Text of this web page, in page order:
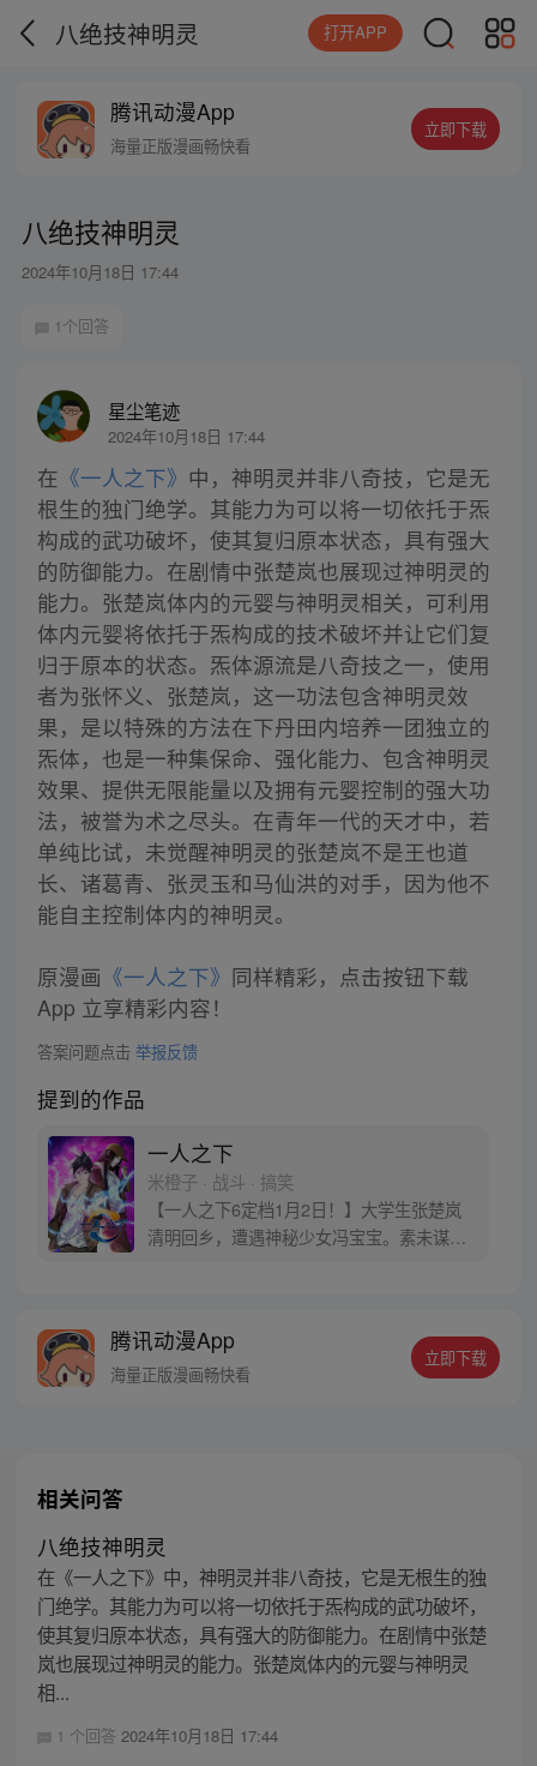
八绝技神明灵 打开APP
腾讯动漫App
海量正版漫画畅快看
立即下载
八绝技神明灵
2024年10月18日 17:44
1个回答
星尘笔迹
2024年10月18日 17:44
在 《一人之下》 中，神明灵并非八奇技，它是无
根生的独门绝学。其能力为可以将一切依托于炁
构成的武功破坏，使其复归原本状态，具有强大
的防御能力。在剧情中张楚岚也展现过神明灵的
能力。张楚岚体内的元婴与神明灵相关，可利用
体内元婴将依托于炁构成的技术破坏并让它们复
归于原本的状态。炁体源流是八奇技之一，使用
者为张怀义、张楚岚，这一功法包含神明灵效
果，是以特殊的方法在下丹田内培养一团独立的
炁体，也是一种集保命、强化能力、包含神明灵
效果、提供无限能量以及拥有元婴控制的强大功
法，被誉为术之尽头。在青年一代的天才中，若
单纯比试，未觉醒神明灵的张楚岚不是王也道
长、诸葛青、张灵玉和马仙洪的对手，因为他不
能自主控制体内的神明灵。
原漫画 《一人之下》 同样精彩，点击按钮下载
App 立享精彩内容！
答案问题点击 举报反馈
提到的作品
一人之下
米橙子 · 战斗 · 搞笑
【一人之下6定档1月2日！】大学生张楚岚
清明回乡，遭遇神秘少女冯宝宝。素未谋面
密，张楚岚的生活被彻底颠覆，与冯宝宝一
同踏上“异人”之旅。
腾讯动漫App
海量正版漫画畅快看
立即下载
相关问答
八绝技神明灵
在《一人之下》中，神明灵并非八奇技，它是无根生的独
门绝学。其能力为可以将一切依托于炁构成的武功破坏，
使其复归原本状态，具有强大的防御能力。在剧情中张楚
岚也展现过神明灵的能力。张楚岚体内的元婴与神明灵
相...
1 个回答 2024年10月18日 17:44